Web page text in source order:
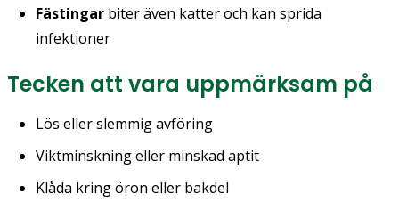
Fästingar biter även katter och kan sprida
infektioner
Tecken att vara uppmärksam på
Lös eller slemmig avföring
Viktminskning eller minskad aptit
Klåda kring öron eller bakdel